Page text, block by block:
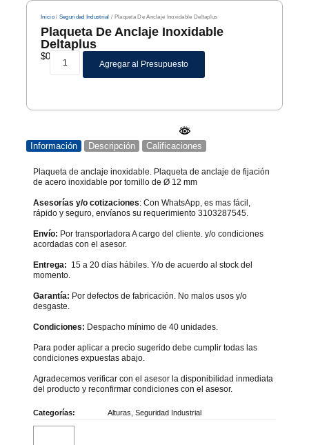
Inicio/ Seguridad Industrial / Plaqueta De Anclaje Inoxidable Deltaplus
Plaqueta De Anclaje Inoxidable
Deltaplus
$0
Agregar al Presupuesto
Información Descripción Calificaciones
Plaqueta de anclaje inoxidable. Plaqueta de anclaje de fijación
de acero inoxidable por tornillo de Ø 12 mm
Asesorías y/o cotizaciones: Con WhatsApp, es mas fácil,
rápido y seguro, envíanos su requerimiento 3103287545.
Envío: Por transportadora A cargo del cliente. y/o condiciones
acordadas con el asesor.
Entrega: 15 a 20 días hábiles. Y/o de acuerdo al stock del
momento.
Garantía: Por defectos de fabricación. No malos usos y/o
desgaste.
Condiciones: Despacho mínimo de 40 unidades.
Para poder aplicar a precio sugerido debe cumplir todas las
condiciones expuestas abajo.
Agradecemos verificar con el asesor la disponibilidad inmediata
del producto y reconfirmar condiciones con el asesor.
Categorías: Alturas Seguridad Industrial